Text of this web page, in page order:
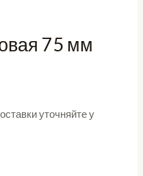
75 мм
уточняйте у